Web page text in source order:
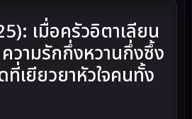
เมื่อครัวอิตาเลียน
วามรักกึ่งหวานกึ่งซึ้ง
ที่เยียวยาหัวใจคนทั้ง